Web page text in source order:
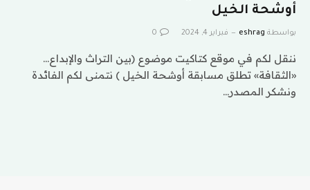
أوشحة الخيل
بواسطة eshrag فبراير 4, 2024 0
ننقل لكم في موقع كتاكيت موضوع (بين التراث والإبداع…
«الثقافة» تطلق مسابقة أوشحة الخيل ) نتمنى لكم الفائدة
ونشكر المصدر…